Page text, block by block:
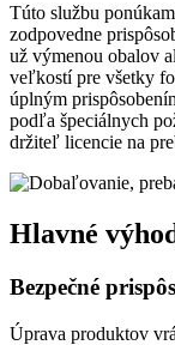
Túto službu
zodpovedne
už výmenou obalov
veľkostí pre všetky
úplným
podľa špeciálnych
držiteľ licencie na
Hlavné
Bezpečné
Úprava produktov